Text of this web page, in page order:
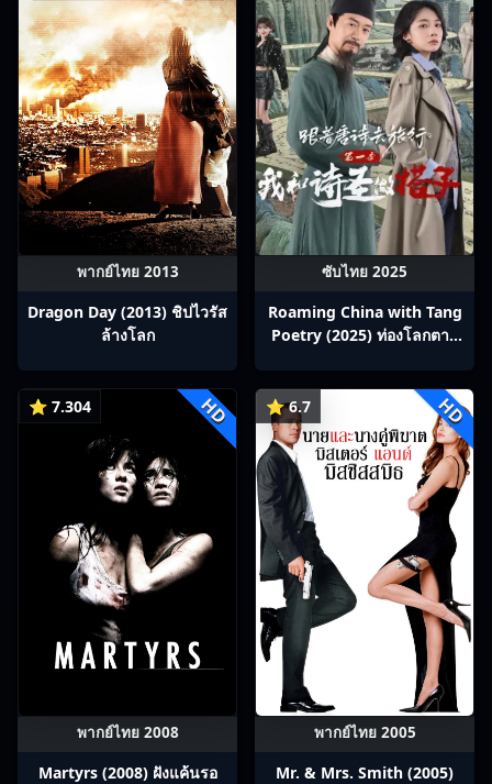
พากย์ไทย 2013
Dragon Day (2013) ชิปไวรัส
ล้างโลก
ซับไทย 2025
Roaming China with Tang
Poetry (2025) ท่องโลกตาม
⭐ 7.304 HD
พากย์ไทย 2008
Martyrs (2008) ฝังแค้นรอ
⭐ 6.7 HD
พากย์ไทย 2005
Mr. & Mrs. Smith (2005)